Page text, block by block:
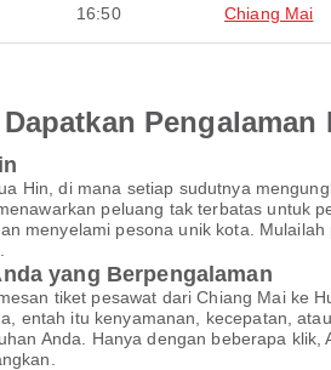
16:50 Chiang Mai
Hin, di mana setiap sudutnya
peluang tak terbatas untuk
menyelami pesona unik kota.
yang Berpengalaman
tiket pesawat dari Chiang Mai ke
entah itu kenyamanan, kecepatan,
Anda. Hanya dengan beberapa